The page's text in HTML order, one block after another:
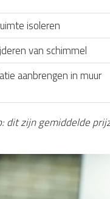
isoleren
van schimmel
aanbrengen in muur
dit zijn gemiddelde